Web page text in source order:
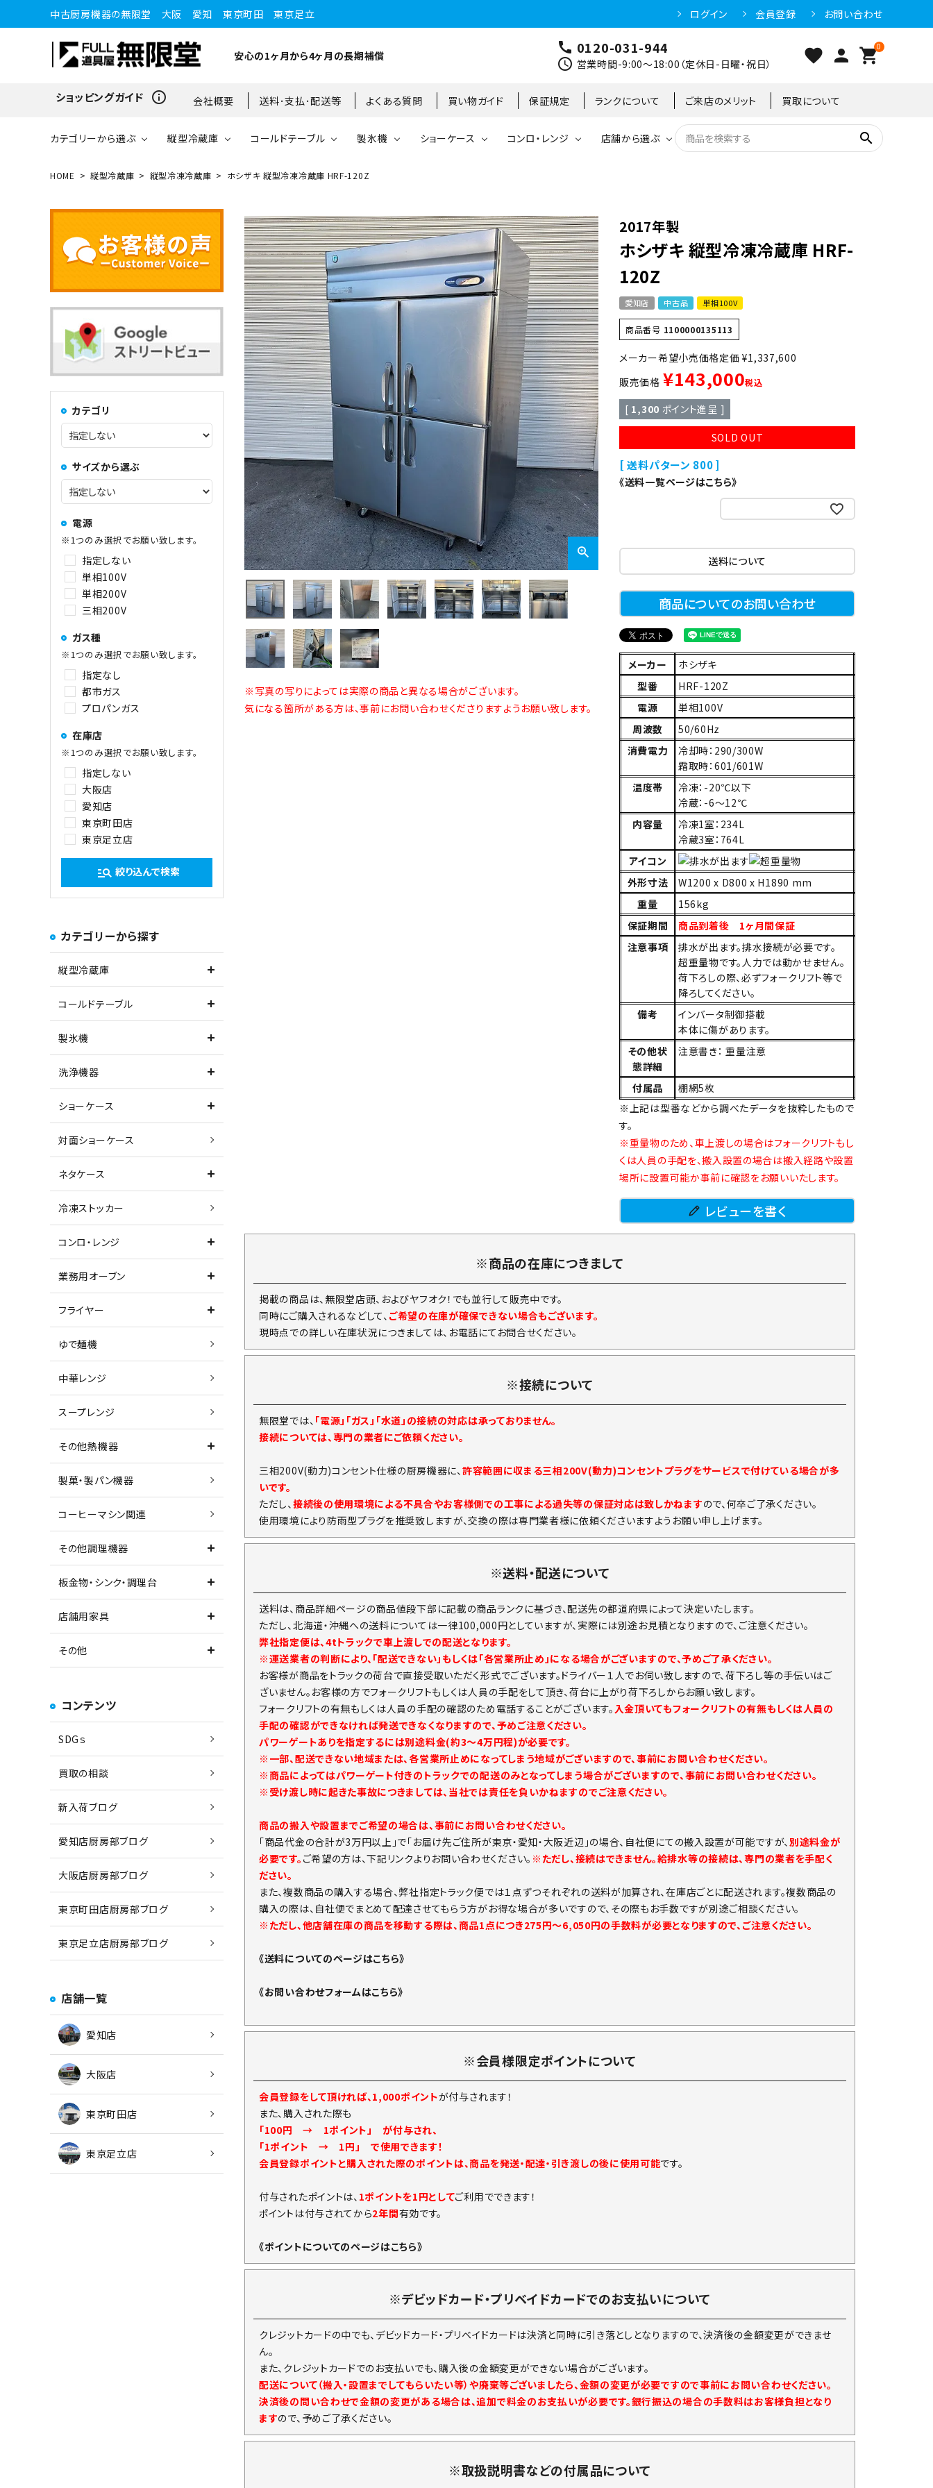
中古厨房機器の無限堂 大阪 愛知 東京町田 東京足立 ログイン 会員登録 お問い合わせ
安心の1ヶ月から4ヶ月の長期補償 call 0120-031-944
schedule 営業時間-9:00～18:00（定休日-日曜・祝日） favorite person 0
shopping_cart
ショッピングガイド info_outline 会社概要 送料･支払･配送等 よくある質問 買い物ガイド 保証規定 ランクについて ご来店のメリット 買取について
カテゴリーから選ぶ
ショーケース 対面ショーケース ネタケース 冷凍ストッカー
コンロ・レンジ 業務用オーブン フライヤー ゆで麺機
スープレンジ その他熱機器 製菓・製パン機器
コーヒーマシン関連 その他調理機器 板金物・シンク・調理台 店舗用家具
その他
縦型冷蔵庫
ブラストチラー・ショックフ
リーザー
コールドテーブル
ドロワータイプ・他
製氷機
65kg 75kg 85kg 95kg
100kg以上 チップ・フレークアイス ビッグアイス・その他異形
ショーケース
ワインセラー・ワインクーラ
ー
ホットショーケース
コンロ・レンジ 店舗から選ぶ search
HOME 縦型冷蔵庫 縦型冷凍冷蔵庫 ホシザキ 縦型冷凍冷蔵庫 HRF-120Z
カテゴリ
サイズから選ぶ
電源
※1つのみ選択でお願い致します。
指定しない
単相100V
単相200V
三相200V
ガス種
※1つのみ選択でお願い致します。
指定なし
都市ガス
プロパンガス
在庫店
※1つのみ選択でお願い致します。
指定しない
大阪店
愛知店
東京町田店
東京足立店
manage_search 絞り込んで検索
カテゴリーから探す
縦型冷蔵庫
コールドテーブル
製氷機
洗浄機器
ショーケース
対面ショーケース
ネタケース
冷凍ストッカー
コンロ・レンジ
業務用オーブン
フライヤー
ゆで麺機
中華レンジ
スープレンジ
その他熱機器
製菓・製パン機器
コーヒーマシン関連
その他調理機器
板金物・シンク・調理台
店舗用家具
その他
コンテンツ
SDGｓ
買取の相談
新入荷ブログ
愛知店厨房部ブログ
大阪店厨房部ブログ
東京町田店厨房部ブログ
東京足立店厨房部ブログ
店舗一覧
愛知店
大阪店
東京町田店
東京足立店
※写真の写りによっては実際の商品と異なる場合がございます。
気になる箇所がある方は、事前にお問い合わせくださりますようお願い致します。
2017年製
ホシザキ 縦型冷凍冷蔵庫 HRF-
120Z
愛知店 中古品 単相100V
商品番号 1100000135113
定価 ¥1,337,600
販売価格 ¥143,000税込
[ 1,300 ポイント進呈 ]
SOLD OUT
送料パターン 800
《送料一覧ページはこちら》
送料について
商品についてのお問い合わせ
メーカー
ホシザキ
型番
HRF-120Z
電源
単相100V
周波数
50/60Hz
消費電力
冷却時：290/300W
霜取時：601/601W
温度帯
冷凍：-20℃以下
冷蔵：-6～12℃
内容量
冷凍1室：234L
冷蔵3室：764L
アイコン
外形寸法
W1200 x D800 x H1890 mm
重量
156kg
保証期間
商品到着後 1ヶ月間保証
注意事項
排水が出ます。排水接続が必要です。
超重量物です。人力では動かせません。
荷下ろしの際、必ずフォークリフト等で
降ろしてください。
備考
インバータ制御搭載
本体に傷があります。
その他状
態詳細
注意書き： 重量注意
付属品
棚網5枚
※上記は型番などから調べたデータを抜粋したもので
す。
※重量物のため、車上渡しの場合はフォークリフトもし
くは人員の手配を、搬入設置の場合は搬入経路や設置
場所に設置可能か事前に確認をお願いいたします。
レビューを書く
※商品の在庫につきまして
掲載の商品は、無限堂店頭、およびヤフオク！でも並行して販売中です。
同時にご購入されるなどして、 ご希望の在庫が確保できない場合もございます。
現時点での詳しい在庫状況につきましては、お電話にてお問合せください。
※接続について
無限堂では、 「電源」「ガス」「水道」の接続の対応は承っておりません。
接続については、専門の業者にご依頼ください。
三相200V(動力)コンセント仕様の厨房機器に、 許容範囲に収まる三相200V(動力)コンセントプラグをサービスで付けている場合が多
いです。
ただし、 接続後の使用環境による不具合やお客様側での工事による過失等の保証対応は致しかねますので、何卒ご了承ください。
使用環境により防雨型プラグを推奨致しますが、交換の際は専門業者様に依頼くださいますようお願い申し上げます。
※送料・配送について
送料は、商品詳細ページの商品値段下部に記載の商品ランクに基づき、配送先の都道府県によって決定いたします。
ただし、北海道・沖縄への送料については一律100,000円としていますが、実際には別途お見積となりますので、ご注意ください。
弊社指定便は、4tトラックで車上渡しでの配送となります。
※運送業者の判断により、「配送できない」もしくは「各営業所止め」になる場合がございますので、予めご了承ください。
お客様が商品をトラックの荷台で直接受取いただく形式でございます。ドライバー１人でお伺い致しますので、荷下ろし等の手伝いはご
ざいません。お客様の方でフォークリフトもしくは人員の手配をして頂き、荷台に上がり荷下ろしからお願い致します。
フォークリフトの有無もしくは人員の手配の確認のため電話することがございます。 入金頂いてもフォークリフトの有無もしくは人員の
手配の確認ができなければ発送できなくなりますので、予めご注意ください。
パワーゲートありを指定するには別途料金(約3～4万円程)が必要です。
※一部、配送できない地域または、各営業所止めになってしまう地域がございますので、事前にお問い合わせください。
※商品によってはパワーゲート付きのトラックでの配送のみとなってしまう場合がございますので、事前にお問い合わせください。
※受け渡し時に起きた事故につきましては、当社では責任を負いかねますのでご注意ください。
商品の搬入や設置までご希望の場合は、事前にお問い合わせください。
「商品代金の合計が3万円以上」で「お届け先ご住所が東京・愛知・大阪近辺」の場合、自社便にての搬入設置が可能ですが、 別途料金が
必要です。 ご希望の方は、下記リンクよりお問い合わせください。 ※ただし、接続はできません。給排水等の接続は、専門の業者を手配く
ださい。
また、複数商品の購入する場合、弊社指定トラック便では１点ずつそれぞれの送料が加算され、在庫店ごとに配送されます。複数商品の
購入の際は、自社便でまとめて配達させてもらう方がお得な場合が多いですので、その際もお手数ですが別途ご相談ください。
※ただし、他店舗在庫の商品を移動する際は、商品1点につき275円～6,050円の手数料が必要となりますので、ご注意ください。
《送料についてのページはこちら》
《お問い合わせフォームはこちら》
※会員様限定ポイントについて
会員登録をして頂ければ、1,000ポイントが付与されます！
また、購入された際も
「100円 → 1ポイント」 が付与され、
「1ポイント → 1円」 で使用できます！
会員登録ポイントと購入された際のポイントは、商品を発送・配達・引き渡しの後に使用可能です。
付与されたポイントは、 1ポイントを1円としてご利用でできます！
ポイントは付与されてから2年間有効です。
《ポイントについてのページはこちら》
※デビッドカード・プリベイドカードでのお支払いについて
クレジットカードの中でも、デビッドカード・プリベイドカードは決済と同時に引き落としとなりますので、決済後の金額変更ができませ
ん。
また、クレジットカードでのお支払いでも、購入後の金額変更ができない場合がございます。
配送について（搬入・設置までしてもらいたい等）や廃棄等ございましたら、金額の変更が必要ですので事前にお問い合わせください。
決済後の問い合わせで金額の変更がある場合は、追加で料金のお支払いが必要です。銀行振込の場合の手数料はお客様負担となり
ますので、予めご了承ください。
※取扱説明書などの付属品について